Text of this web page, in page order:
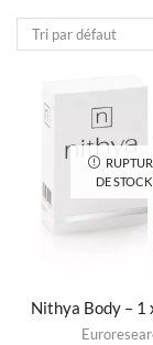
DE STOCK
Nithya Body – 1